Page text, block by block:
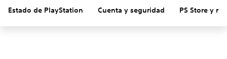
Estado de PlayStation Cuenta y seguridad PS Store y